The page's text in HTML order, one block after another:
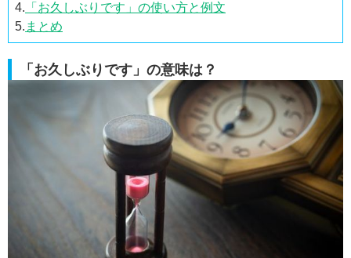
4. 「お久しぶりです」の使い方と例文
5. まとめ
「お久しぶりです」の意味は？